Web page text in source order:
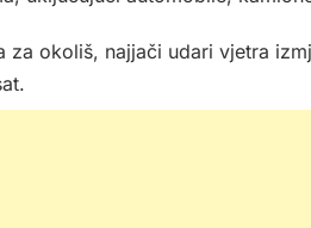
za okoliš, najjači udari vjetra